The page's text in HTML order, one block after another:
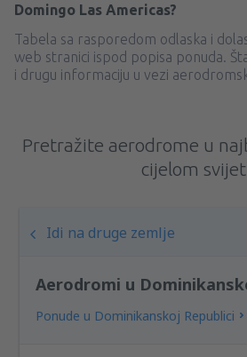
Domingo Las Americas?
Tabela sa rasporedom odlaska i
web stranici ispod popisa ponuda.
i drugu informaciju u vezi
Pretražite aerodrome u
cijelom
Idi na druge zemlje
Aerodromi u
Ponude u Dominikanskoj Republici